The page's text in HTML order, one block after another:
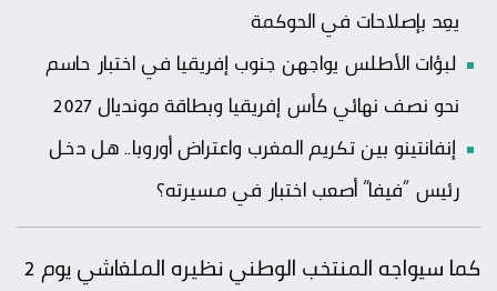
يعِد بإصلاحات في الحوكمة
لبؤات الأطلس يواجهن جنوب إفريقيا في اختبار حاسم
نحو نصف نهائي كأس إفريقيا وبطاقة مونديال 2027
إنفانتينو بين تكريم المغرب واعتراض أوروبا.. هل دخل
رئيس “فيفا” أصعب اختبار في مسيرته؟
كما سيواجه المنتخب الوطني نظيره الملغاشي يوم 2